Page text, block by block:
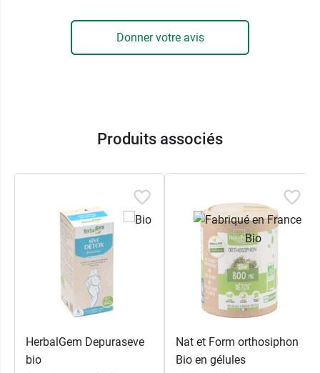
Donner votre avis
Produits associés
HerbalGem Depuraseve
bio
Nat et Form orthosiphon
Bio en gélules